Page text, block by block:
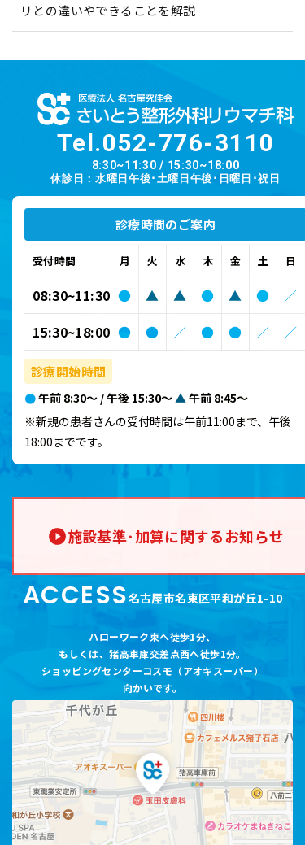
リとの違いやできることを解説
Tel.052-776-3110
8:30~11:30 / 15:30~18:00
休診日：水曜日午後･土曜日午後･日曜日･祝日
診療時間のご案内
受付時間 月 火 水 木 金 土 日
08:30~11:30 ● ▲ ▲ ● ▲ ●
／
15:30~18:00 ● ● ／ ● ● ／ ／
診療開始時間
●午前 8:30～ / 午後 15:30～▲午前 8:45～
※新規の患者さんの受付時間は午前11:00まで、午後
18:00までです。
施設基準･加算に関するお知らせ
ACCESS名古屋市名東区平和が丘1-10
ハローワーク東へ徒歩1分、
もしくは、猪高車庫交差点西へ徒歩1分。
ショッピングセンターコスモ（アオキスーパー）
向かいです。